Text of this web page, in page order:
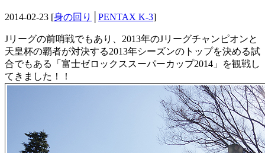
2014-02-23 [身の回り PENTAX K-3]
Jリーグの前哨戦でもあり、2013年のJリーグチャンピオンと
天皇杯の覇者が対決する2013年シーズンのトップを決める試
合でもある「富士ゼロックススーパーカップ2014」を観戦し
てきました！！